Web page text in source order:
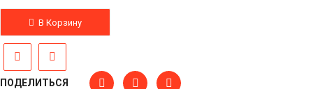
В Корзину
ПОДЕЛИТЬСЯ